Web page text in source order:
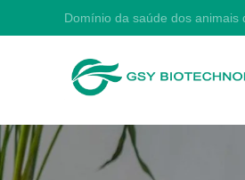
Domínio da saúde dos